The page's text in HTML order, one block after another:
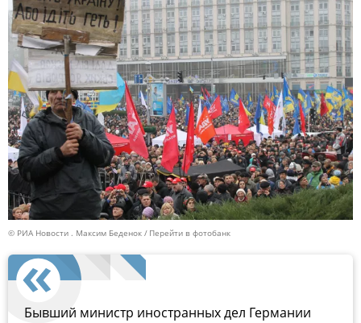
© РИА Новости . Максим Беденок Перейти в фотобанк
Бывший министр иностранных дел Германии